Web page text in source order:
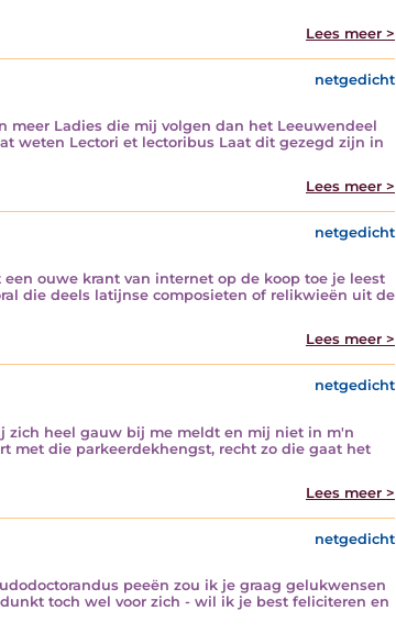
Lees meer >
netgedicht
meer Ladies die mij volgen dan het Leeuwendeel
weten Lectori et lectoribus Laat dit gezegd zijn in
Lees meer >
netgedicht
ouwe krant van internet op de koop toe je leest
die deels latijnse composieten of relikwieën uit de
Lees meer >
netgedicht
zich heel gauw bij me meldt en mij niet in m'n
met die parkeerdekhengst, recht zo die gaat het
Lees meer >
netgedicht
peeën zou ik je graag gelukwensen
toch wel voor zich - wil ik je best feliciteren en